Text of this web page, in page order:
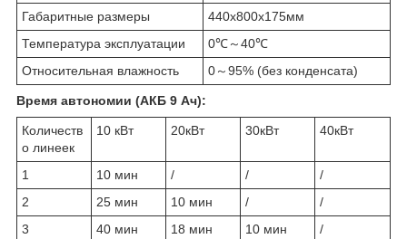
Габаритные размеры
440х800х175мм
Температура эксплуатации
0℃～40℃
Относительная влажность
0～95% (без конденсата)
Время автономии (АКБ 9 Ач):
Количеств
о линеек
10 кВт 20кВт 30кВт 40кВт
1 10 мин / /
/
2
25 мин 10 мин /
/
3
40 мин 18 мин 10 мин
/